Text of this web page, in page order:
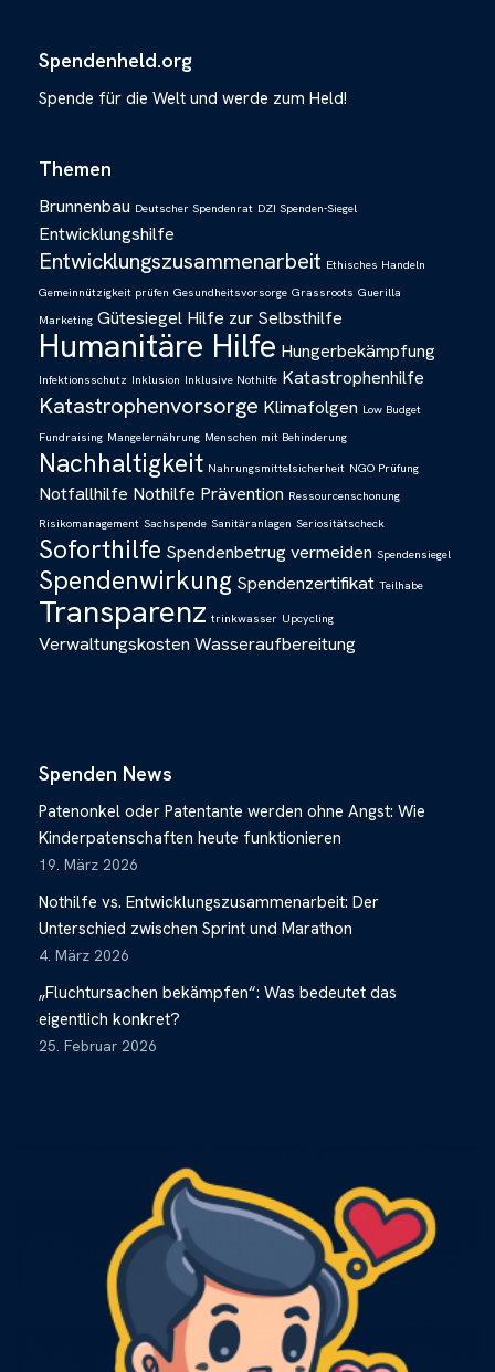
Spendenheld.org
Spende für die Welt und werde zum Held!
Themen
Brunnenbau Deutscher Spendenrat DZI Spenden-Siegel
Entwicklungshilfe
Entwicklungszusammenarbeit Ethisches Handeln
Gemeinnützigkeit prüfen Gesundheitsvorsorge Grassroots Guerilla
Marketing Gütesiegel Hilfe zur Selbsthilfe
Humanitäre Hilfe Hungerbekämpfung
Infektionsschutz Inklusion Inklusive Nothilfe Katastrophenhilfe
Katastrophenvorsorge Klimafolgen Low Budget
Fundraising Mangelernährung Menschen mit Behinderung
Nachhaltigkeit Nahrungsmittelsicherheit NGO Prüfung
Notfallhilfe Nothilfe Prävention Ressourcenschonung
Risikomanagement Sachspende Sanitäranlagen Seriositätscheck
Soforthilfe Spendenbetrug vermeiden Spendensiegel
Spendenwirkung Spendenzertifikat Teilhabe
Transparenz trinkwasser Upcycling
Verwaltungskosten Wasseraufbereitung
Spenden News
Patenonkel oder Patentante werden ohne Angst: Wie
Kinderpatenschaften heute funktionieren
19. März 2026
Nothilfe vs. Entwicklungszusammenarbeit: Der
Unterschied zwischen Sprint und Marathon
4. März 2026
„Fluchtursachen bekämpfen“: Was bedeutet das
eigentlich konkret?
25. Februar 2026